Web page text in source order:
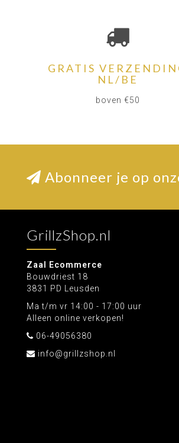
GRATIS
NL/BE
boven €50
Abonneer je op
GrillzShop.nl
Zaal Ecommerce
Bouwdriest 18
3831 PD Leusden
Ma t/m vr 14:00 - 17:00 uur
Alleen online verkopen!
06-49056380
info@grillzshop.nl